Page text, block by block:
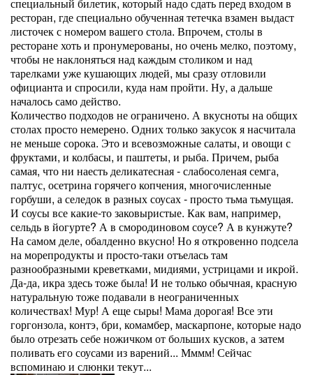
ресторан, где специально обученная тетечка взамен выдаст
листочек с номером вашего стола. Впрочем, столы в
ресторане хоть и пронумерованы, но очень мелко, поэтому,
чтобы не наклоняться над каждым столиком и над
тарелками уже кушающих людей, мы сразу отловили
официанта и спросили, куда нам пройти. Ну, а дальше
началось само действо.
Количество подходов не ограничено. А вкусноты на общих
столах просто немерено. Одних только закусок я насчитала
не меньше сорока. Это и всевозможные салаты, и овощи с
фруктами, и колбасы, и паштеты, и рыба. Причем, рыба
самая, что ни наесть деликатесная - слабосоленая семга,
палтус, осетрина горячего копчения, многочисленные
горбуши, а селедок в разных соусах - просто тьма тьмущая.
И соусы все какие-то заковыристые. Как вам, например,
сельдь в йогурте? А в смородиновом соусе? А в кунжуте?
На самом деле, обалденно вкусно! Но я откровенно подсела
на морепродукты и просто-таки отъелась там
разнообразными креветками, мидиями, устрицами и икрой.
Да-да, икра здесь тоже была! И не только обычная, красную
натуральную тоже подавали в неограниченных
количествах! Мур! А еще сыры! Мама дорогая! Все эти
горгонзола, контэ, бри, комамбер, маскарпоне, которые надо
было отрезать себе ножичком от больших кусков, а затем
поливать его соусами из варений... Мммм! Сейчас
вспоминаю и слюнки текут...